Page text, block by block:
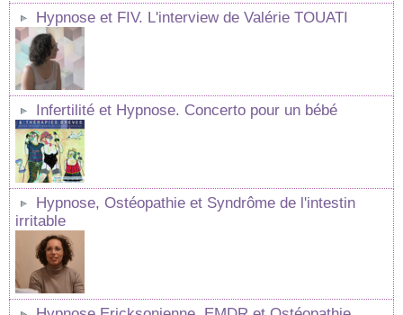
Hypnose et FIV. L'interview de Valérie TOUATI
Infertilité et Hypnose. Concerto pour un bébé
Hypnose, Ostéopathie et Syndrôme de l'intestin
irritable